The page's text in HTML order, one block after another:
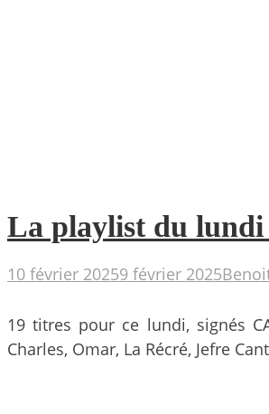
La playlist du lundi
10 février 20259 février 2025
19 titres pour ce lundi, signés
Charles, Omar, La Récré, Jefre